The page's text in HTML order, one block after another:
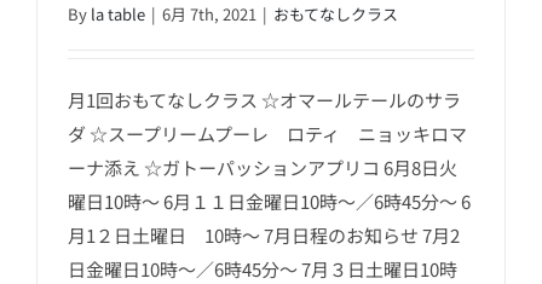
6月のお知らせ
By la table | 6月 7th, 2021 | おもてなしクラス
月1回おもてなしクラス ☆オマールテールのサラ
ダ ☆スープリームプーレ ロティ ニョッキロマ
ーナ添え ☆ガトーパッションアプリコ 6月8日火
曜日10時～ 6月１１日金曜日10時～／6時45分～ 6
月1２日土曜日 10時～ 7月日程のお知らせ 7月2
日金曜日10時～／6時45分～ 7月３日土曜日10時